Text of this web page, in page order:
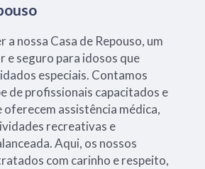
a nossa Casa de Repouso, um
e seguro para idosos que
especiais. Contamos
de profissionais capacitados e
oferecem assistência médica,
recreativas e
Aqui, os nossos
com carinho e respeito,